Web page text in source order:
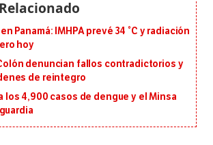
Panamá: IMHPA prevé 34 °C y radiación
hoy
denuncian fallos contradictorios y
de reintegro
los 4,900 casos de dengue y el Minsa